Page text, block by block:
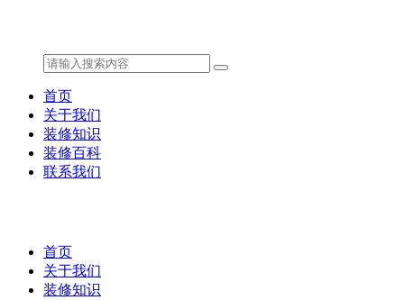
首页
关于我们
装修知识
装修百科
联系我们
首页
关于我们
装修知识